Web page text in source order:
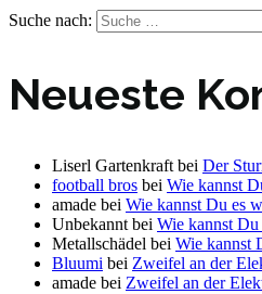
Suche nach:
Neueste
Liserl Gartenkraft bei Der
football bros bei Wie kannst
amade bei Wie kannst Du es
Unbekannt bei Wie kannst
Metallschädel bei Wie kannst
Bluumi bei Zweifel an der
amade bei Zweifel an der